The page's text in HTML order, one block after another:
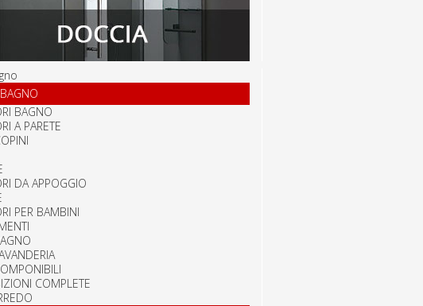
BAGNO
A PARETE
DA APPOGGIO
PER BAMBINI
COMPLETE